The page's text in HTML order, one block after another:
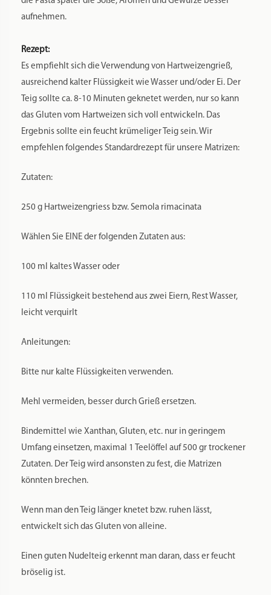
aufnehmen.
Rezept:
Es empfiehlt sich die Verwendung von Hartweizengrieß,
ausreichend kalter Flüssigkeit wie Wasser und/oder Ei. Der
Teig sollte ca. 8-10 Minuten geknetet werden, nur so kann
das Gluten vom Hartweizen sich voll entwickeln. Das
Ergebnis sollte ein feucht krümeliger Teig sein. Wir
empfehlen folgendes Standardrezept für unsere Matrizen:
Zutaten:
250 g Hartweizengriess bzw. Semola rimacinata
Wählen Sie EINE der folgenden Zutaten aus:
100 ml kaltes Wasser oder
110 ml Flüssigkeit bestehend aus zwei Eiern, Rest Wasser,
leicht verquirlt
Anleitungen:
Bitte nur kalte Flüssigkeiten verwenden.
Mehl vermeiden, besser durch Grieß ersetzen.
Bindemittel wie Xanthan, Gluten, etc. nur in geringem
Umfang einsetzen, maximal 1 Teelöffel auf 500 gr trockener
Zutaten. Der Teig wird ansonsten zu fest, die Matrizen
könnten brechen.
Wenn man den Teig länger knetet bzw. ruhen lässt,
entwickelt sich das Gluten von alleine.
Einen guten Nudelteig erkennt man daran, dass er feucht
bröselig ist.